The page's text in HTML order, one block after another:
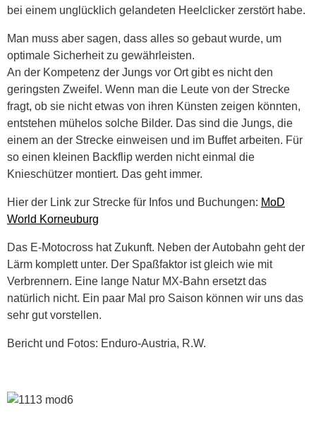
bei einem unglücklich gelandeten Heelclicker zerstört habe.
Man muss aber sagen, dass alles so gebaut wurde, um
optimale Sicherheit zu gewährleisten.
An der Kompetenz der Jungs vor Ort gibt es nicht den
geringsten Zweifel. Wenn man die Leute von der Strecke
fragt, ob sie nicht etwas von ihren Künsten zeigen könnten,
entstehen mühelos solche Bilder. Das sind die Jungs, die
einem an der Strecke einweisen und im Buffet arbeiten. Für
so einen kleinen Backflip werden nicht einmal die
Knieschützer montiert. Das geht immer.
Hier der Link zur Strecke für Infos und Buchungen: MoD
World Korneuburg
Das E-Motocross hat Zukunft. Neben der Autobahn geht der
Lärm komplett unter. Der Spaßfaktor ist gleich wie mit
Verbrennern. Eine lange Natur MX-Bahn ersetzt das
natürlich nicht. Ein paar Mal pro Saison können wir uns das
sehr gut vorstellen.
Bericht und Fotos: Enduro-Austria, R.W.